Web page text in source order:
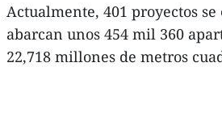
Actualmente, 401 proyectos
abarcan unos 454 mil 360
22,718 millones de metros